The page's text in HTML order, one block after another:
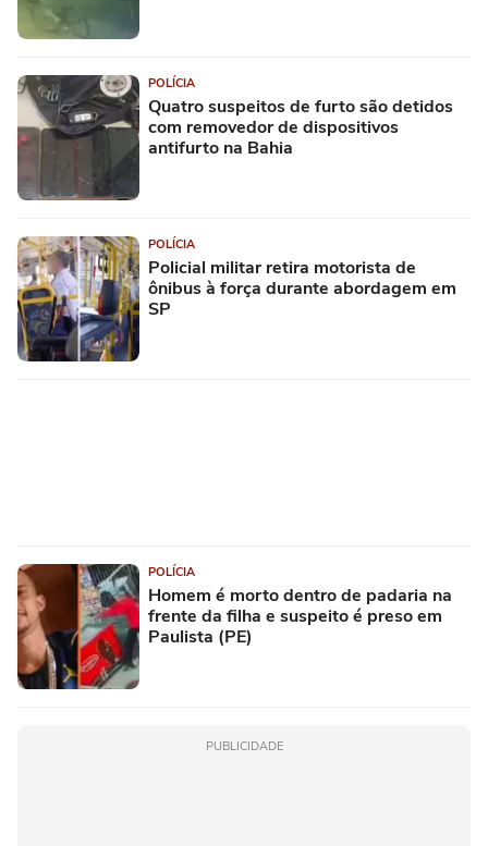
POLÍCIA
Quatro suspeitos de furto são detidos
com removedor de dispositivos
antifurto na Bahia
POLÍCIA
Policial militar retira motorista de
ônibus à força durante abordagem em
SP
POLÍCIA
Homem é morto dentro de padaria na
frente da filha e suspeito é preso em
Paulista (PE)
PUBLICIDADE